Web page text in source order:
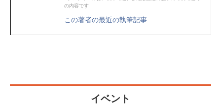
の内容です
この著者の最近の執筆記事
イベント